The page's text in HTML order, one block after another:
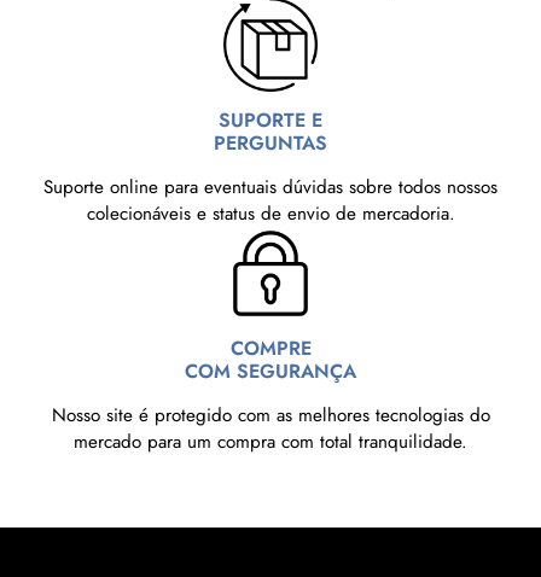
SUPORTE E
PERGUNTAS
Suporte online para eventuais dúvidas sobre todos nossos
colecionáveis e status de envio de mercadoria.
COMPRE
COM SEGURANÇA
Nosso site é protegido com as melhores tecnologias do
mercado para um compra com total tranquilidade.